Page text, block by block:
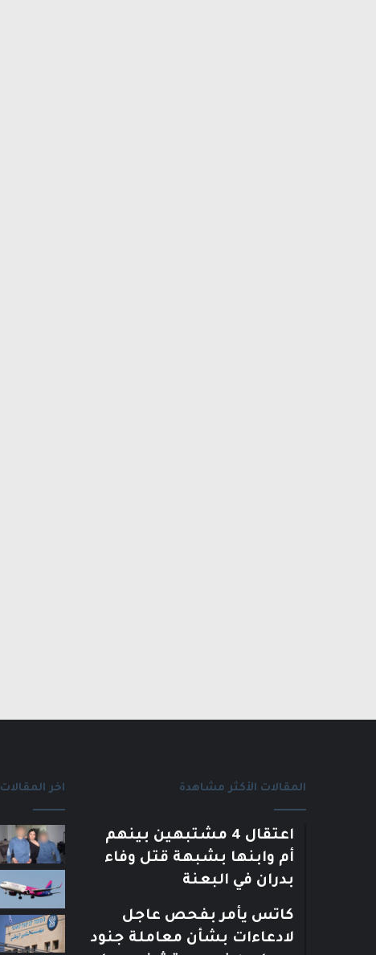
المقالات الأكثر مشاهدة
اعتقال 4 مشتبهين بينهم
أم وابنها بشبهة قتل وفاء
بدران في البعنة
كاتس يأمر بفحص عاجل
لادعاءات بشأن معاملة جنود
اخر المقالات